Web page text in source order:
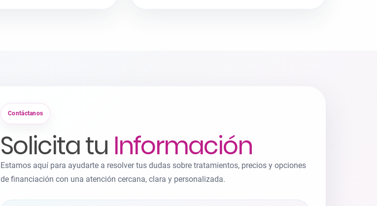
Contáctanos
Solicita tu Información
Estamos aquí para ayudarte a resolver tus dudas sobre tratamientos, precios y opciones
de financiación con una atención cercana, clara y personalizada.